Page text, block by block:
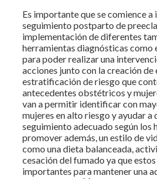
Es importante que se comience
seguimiento postparto de
implementación de diferentes
herramientas diagnósticas como
para poder realizar una
acciones junto con la creación de
estratificación de riesgo que
antecedentes obstétricos y
van a permitir identificar con
mujeres en alto riesgo y ayudar a
seguimiento adecuado según los
promover además, un estilo de
como una dieta balanceada,
cesación del fumado ya que
importantes para mantener una